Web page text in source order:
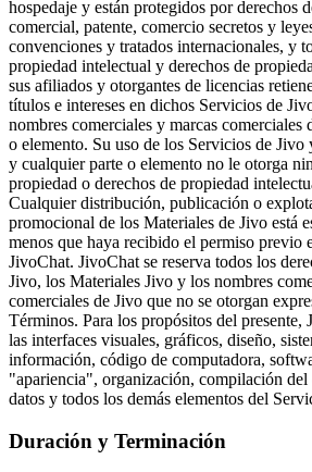
hospedaje y están protegidos por derechos
comercial, patente, comercio secretos y
convenciones y tratados internacionales, y
propiedad intelectual y derechos de
sus afiliados y otorgantes de licencias
títulos e intereses en dichos Servicios de
nombres comerciales y marcas comerciales
o elemento. Su uso de los Servicios de Jivo
y cualquier parte o elemento no le otorga
propiedad o derechos de propiedad
Cualquier distribución, publicación o
promocional de los Materiales de Jivo está
menos que haya recibido el permiso previo
JivoChat. JivoChat se reserva todos los
Jivo, los Materiales Jivo y los nombres
comerciales de Jivo que no se otorgan
Términos. Para los propósitos del presente,
las interfaces visuales, gráficos, diseño,
información, código de computadora,
"apariencia", organización, compilación
datos y todos los demás elementos del
Duración y Terminación